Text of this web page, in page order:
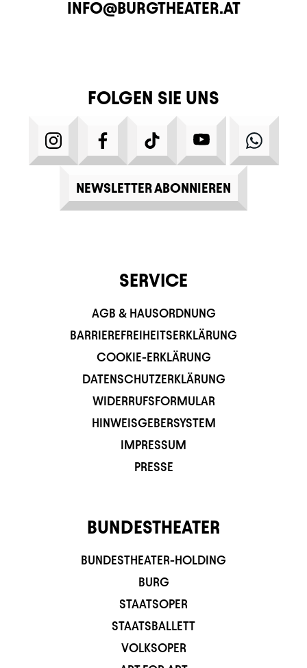
E-MAIL
INFO@BURGTHEATER.AT
FOLGEN SIE UNS
INSTAGRAMFACEBOOKTIKTOK YOUTUBE
NEWSLETTER ABONNIEREN
SERVICE
AGB & HAUSORDNUNG
BARRIEREFREIHEITSERKLÄRUNG
COOKIE-ERKLÄRUNG
DATENSCHUTZERKLÄRUNG
WIDERRUFSFORMULAR
HINWEISGEBERSYSTEM
IMPRESSUM
PRESSE
BUNDESTHEATER
BUNDESTHEATER-HOLDING
BURG
STAATSOPER
STAATSBALLETT
VOLKSOPER